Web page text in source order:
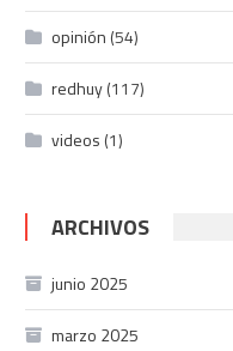
opinión (54)
redhuy(117)
videos (1)
ARCHIVOS
junio 2025
marzo 2025